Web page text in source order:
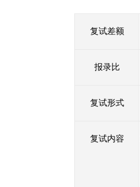
复试差额
报录比
复试形式
复试内容